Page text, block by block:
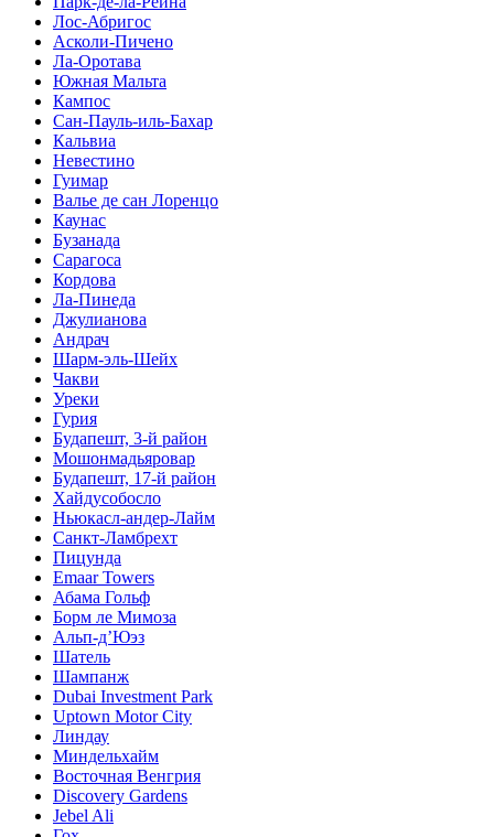
Лос-Абригос
Асколи-Пичено
Ла-Оротава
Южная Мальта
Кампос
Сан-Пауль-иль-Бахар
Кальвиа
Невестино
Гуимар
Валье де сан Лоренцо
Каунас
Бузанада
Сарагоса
Кордова
Ла-Пинеда
Джулианова
Андрач
Шарм-эль-Шейх
Чакви
Уреки
Гурия
Будапешт, 3-й район
Мошонмадьяровар
Будапешт, 17-й район
Хайдусобосло
Ньюкасл-андер-Лайм
Санкт-Ламбрехт
Пицунда
Emaar Towers
Абама Гольф
Борм ле Мимоза
Альп-д’Юэз
Шатель
Шампанж
Dubai Investment Park
Uptown Motor City
Линдау
Миндельхайм
Восточная Венгрия
Discovery Gardens
Jebel Ali